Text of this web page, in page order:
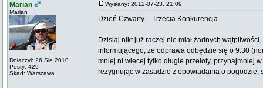
Marian
Marian
Dołączył: 26 Sie 2010
Posty: 429
Skąd: Warszawa
Wysłany: 2012-07-23, 21:09
Dzień Czwarty – Trzecia Konkurencja
Dzisiaj nikt już raczej nie miał żadnych
informującego, że odprawa odbędzie się o 9.30
mniej ni więcej tylko długie przeloty, przynajmniej
rezygnując w zasadzie z opowiadania o pogodzie,